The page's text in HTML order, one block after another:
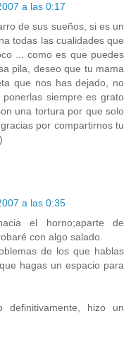
a las 0:17
de sus sueños, si es un
todas las cualidades que
... como es que puedes
pila, deseo que tu mama
que nos has dejado, no
siempre es grato
una tortura por que solo
por compartirnos tu
a las 0:35
el horno;aparte de
con algo salado.
de los que hablas
hagas un espacio para
hizo un